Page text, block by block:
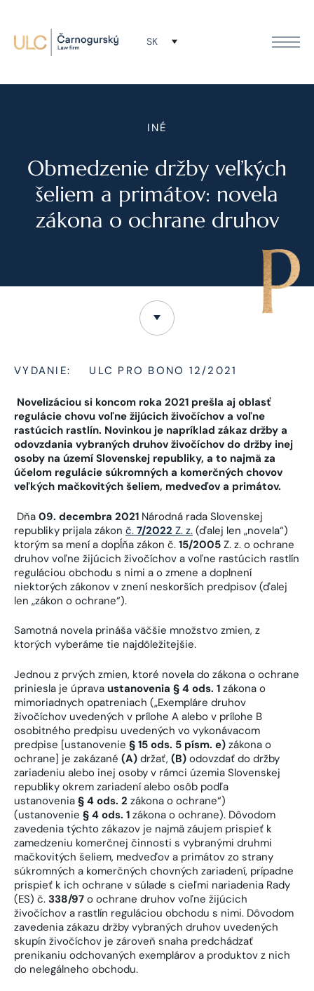
SK
INÉ
Obmedzenie držby veľkých
šeliem a primátov: novela
zákona o ochrane druhov
VYDANIE: ULC PRO BONO 12/2021
Novelizáciou si koncom roka 2021 prešla aj oblasť
regulácie chovu voľne žijúcich živočíchov a voľne
rastúcich rastlín. Novinkou je napríklad zákaz držby a
odovzdania vybraných druhov živočíchov do držby inej
osoby na území Slovenskej republiky, a to najmä za
účelom regulácie súkromných a komerčných chovov
veľkých mačkovitých šeliem, medveďov a primátov.
Dňa 09. decembra 2021 Národná rada Slovenskej
republiky prijala zákon č. 7/2022 Z. z. (ďalej len „novela“)
ktorým sa mení a dopĺňa zákon č. 15/2005 Z. z. o ochrane
druhov voľne žijúcich živočíchov a voľne rastúcich rastlín
reguláciou obchodu s nimi a o zmene a doplnení
niektorých zákonov v znení neskorších predpisov (ďalej
len „zákon o ochrane“).
Samotná novela prináša väčšie množstvo zmien, z
ktorých vyberáme tie najdôležitejšie.
Jednou z prvých zmien, ktoré novela do zákona o ochrane
priniesla je úprava ustanovenia § 4 ods. 1 zákona o
mimoriadnych opatreniach („Exempláre druhov
živočíchov uvedených v prílohe A alebo v prílohe B
osobitného predpisu uvedených vo vykonávacom
predpise [ustanovenie § 15 ods. 5 písm. e) zákona o
ochrane] je zakázané (A) držať, (B) odovzdať do držby
zariadeniu alebo inej osoby v rámci územia Slovenskej
republiky okrem zariadení alebo osôb podľa
ustanovenia § 4 ods. 2 zákona o ochrane“)
(ustanovenie § 4 ods. 1 zákona o ochrane). Dôvodom
zavedenia týchto zákazov je najmä záujem prispieť k
zamedzeniu komerčnej činnosti s vybranými druhmi
mačkovitých šeliem, medveďov a primátov zo strany
súkromných a komerčných chovných zariadení, prípadne
prispieť k ich ochrane v súlade s cieľmi nariadenia Rady
(ES) č. 338/97 o ochrane druhov voľne žijúcich
živočíchov a rastlín reguláciou obchodu s nimi. Dôvodom
zavedenia zákazu držby vybraných druhov uvedených
skupín živočíchov je zároveň snaha predchádzať
prenikaniu odchovaných exemplárov a produktov z nich
do nelegálneho obchodu.